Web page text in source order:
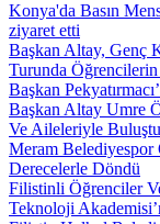
Konya'da Basın
ziyaret etti
Başkan Altay, Genç
Turunda Öğrencilerin
Başkan
Başkan Altay Umre
Ve Aileleriyle Buluştu
Meram Belediyespor
Derecelerle Döndü
Filistinli Öğrenciler
Teknoloji